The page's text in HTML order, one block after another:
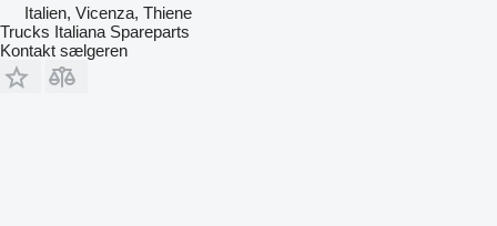
Italien, Vicenza, Thiene
Trucks Italiana Spareparts
Kontakt sælgeren